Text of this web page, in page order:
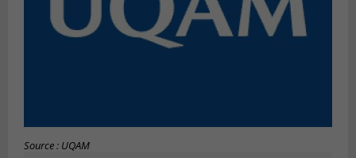
Source : UQAM